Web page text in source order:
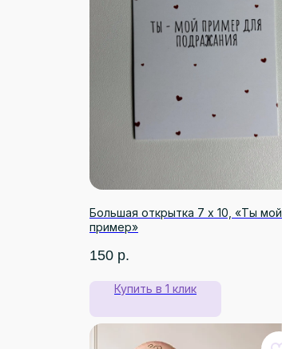
Большая открытка 7 х 10, «Ты мой
пример»
150 р.
Купить в 1 клик